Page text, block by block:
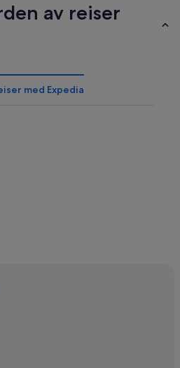
av reiser
med Expedia